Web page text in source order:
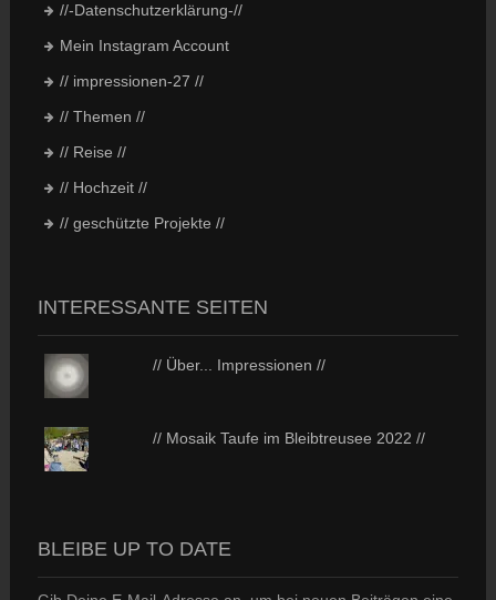
//-Datenschutzerklärung-//
Mein Instagram Account
// impressionen-27 //
// Themen //
// Reise //
// Hochzeit //
// geschützte Projekte //
INTERESSANTE SEITEN
// Über... Impressionen //
// Mosaik Taufe im Bleibtreusee 2022 //
BLEIBE UP TO DATE